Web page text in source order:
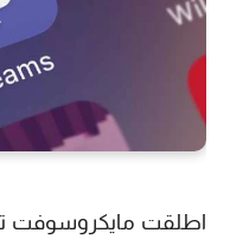
اطلقت مايكروسوفت